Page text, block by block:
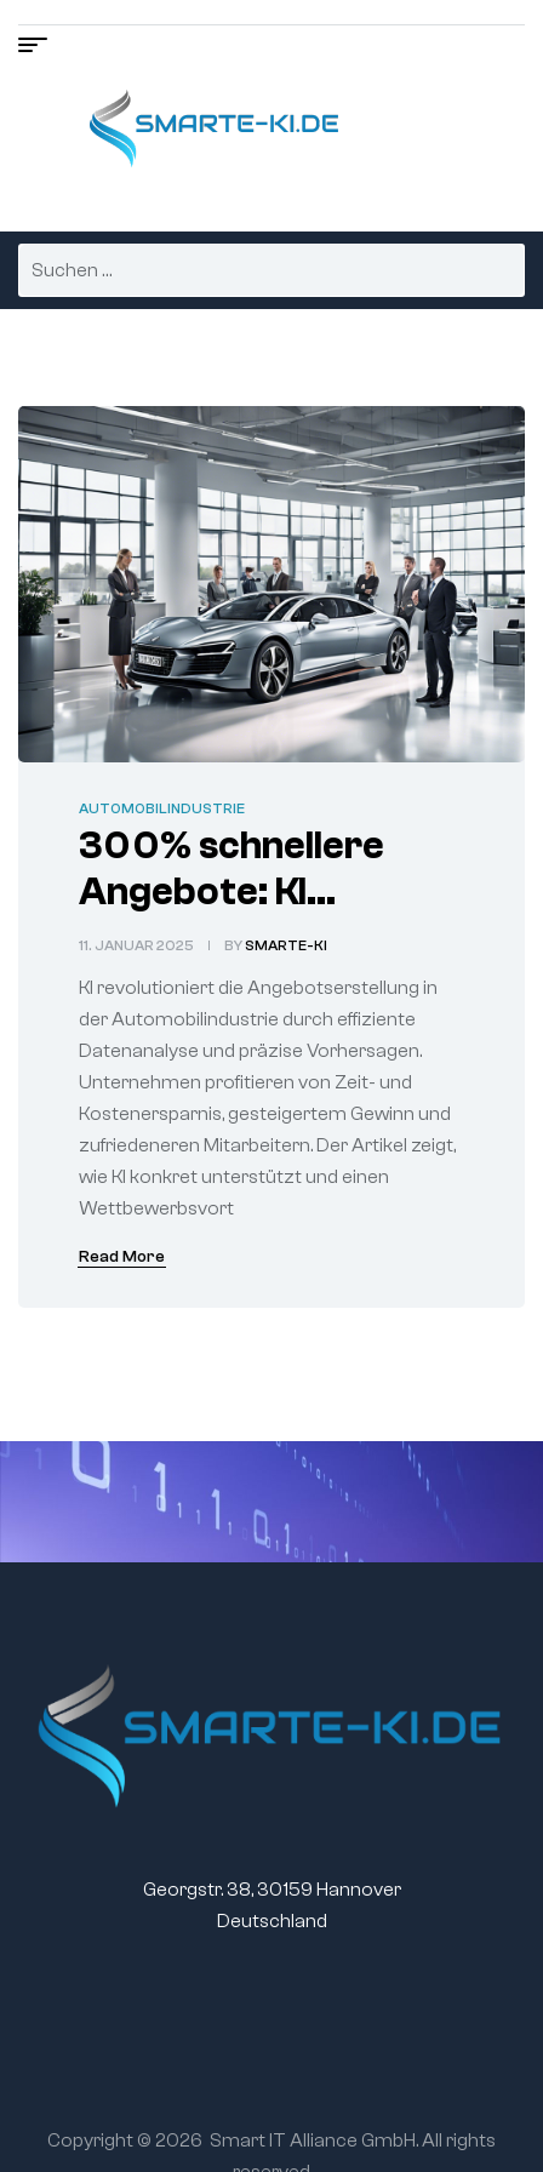
AUTOMOBILINDUSTRIE
300% schnellere
Angebote: KI
transformiert die
Automobilindustrie
11. JANUAR 2025 BYSMARTE-KI
KI revolutioniert die Angebotserstellung in
der Automobilindustrie durch effiziente
Datenanalyse und präzise Vorhersagen.
Unternehmen profitieren von Zeit- und
Kostenersparnis, gesteigertem Gewinn und
zufriedeneren Mitarbeitern. Der Artikel zeigt,
wie KI konkret unterstützt und einen
Wettbewerbsvort
Read More
Georgstr. 38, 30159 Hannover
Deutschland
Copyright © 2026 Smart IT Alliance GmbH. All rights